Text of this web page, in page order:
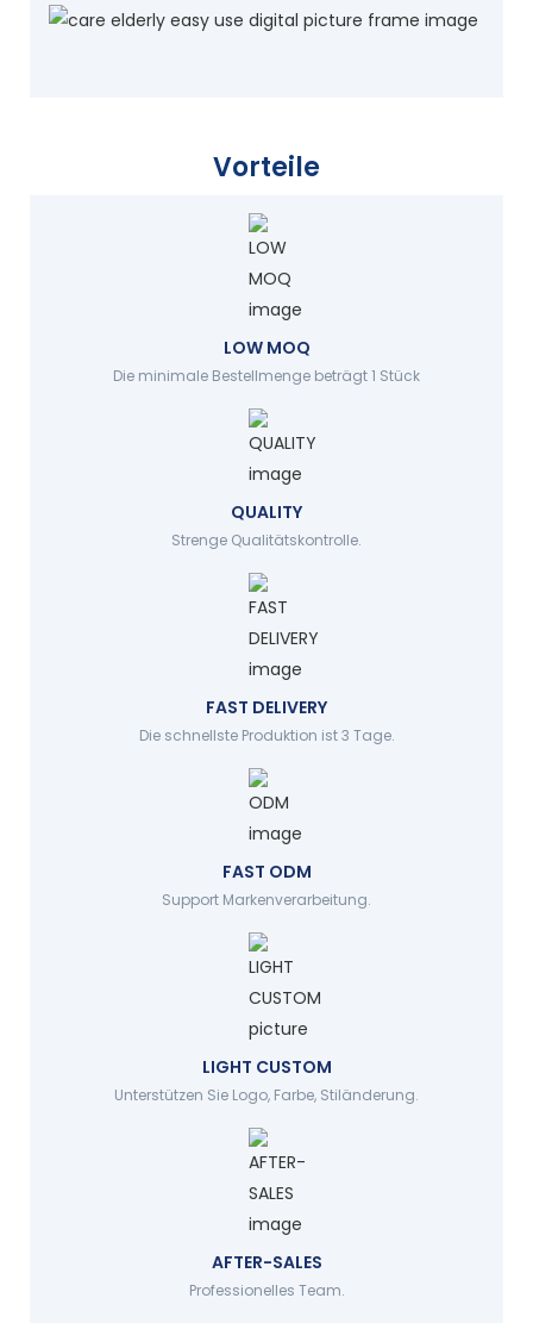
Vorteile
LOW MOQ
Die minimale Bestellmenge beträgt 1 Stück
QUALITY
Strenge Qualitätskontrolle.
FAST DELIVERY
Die schnellste Produktion ist 3 Tage.
FAST ODM
Support Markenverarbeitung.
LIGHT CUSTOM
Unterstützen Sie Logo, Farbe, Stiländerung.
AFTER-SALES
Professionelles Team.